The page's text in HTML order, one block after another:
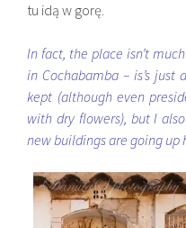
tu idą w gorę.
In fact, the place isn’t
in Cochabamba – is’s
kept (although even
with dry flowers), but I
new buildings are going up